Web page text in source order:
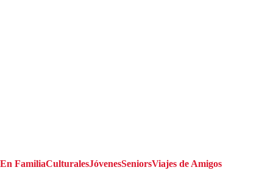
En FamiliaCulturalesJóvenesSeniorsViajes de Amigos